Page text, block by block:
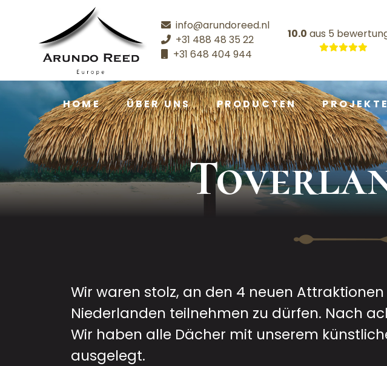
info@arundoreed.nl
+31 488 48 35 22
+31 648 404 944
10.0 aus 5
HOME ÜBER UNS PRODUCTEN PROJEKTE
Wir waren stolz, an den 4 neuen
Niederlanden teilnehmen zu dürfen. Nach
Wir haben alle Dächer mit unserem
ausgelegt.